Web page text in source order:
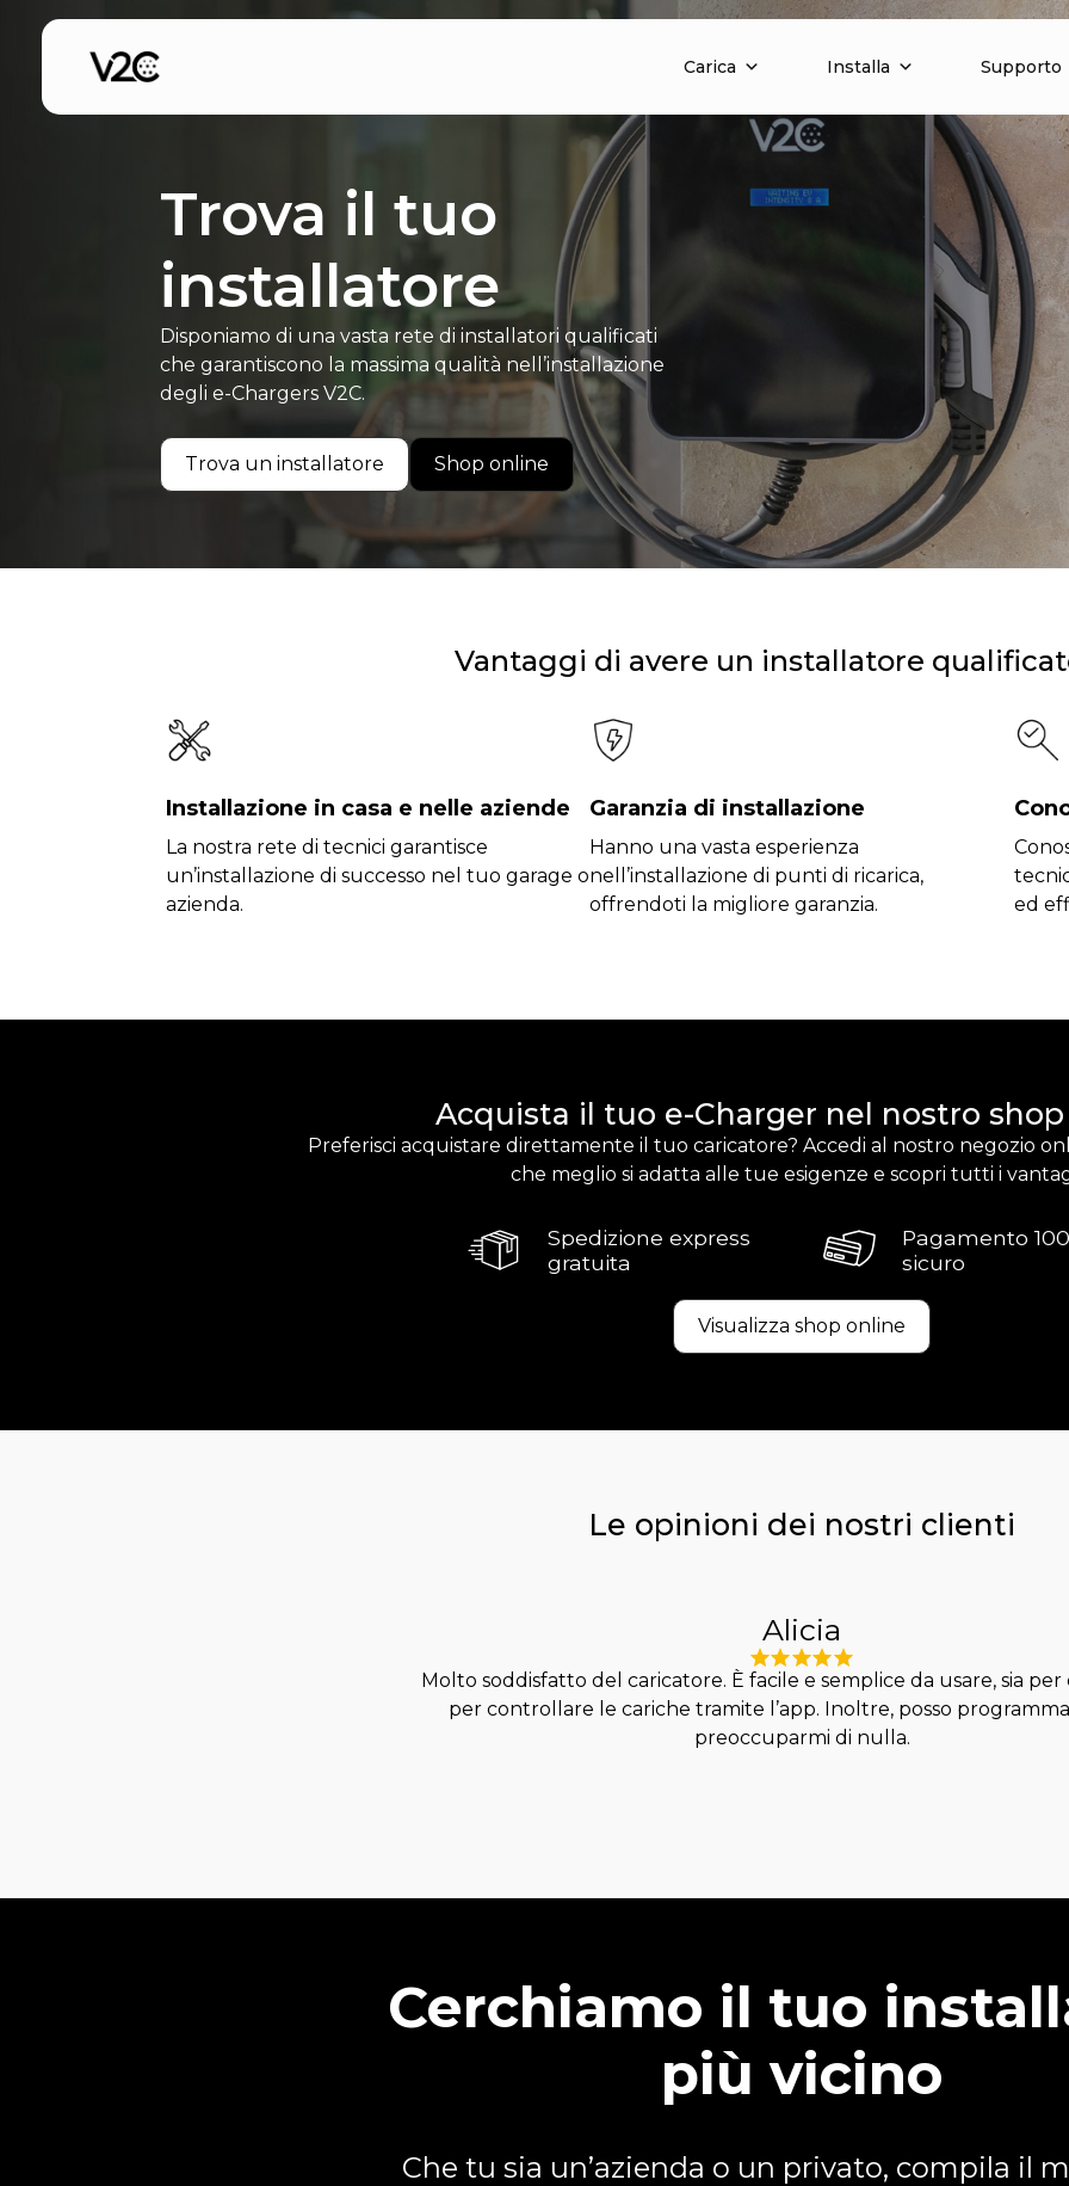
contenuto
Carica Installa Supporto
Trova il tuo
installatore
Disponiamo di una vasta rete di installatori qualificati
che garantiscono la massima qualità nell’installazione
degli e-Chargers V2C.
Trova un installatore Shop online
Vantaggi di avere un installatore
Installazione in casa e nelle aziende
La nostra rete di tecnici garantisce
un’installazione di successo nel tuo garage o
azienda.
Garanzia di installazione
Hanno una vasta esperienza
nell’installazione di punti di ricarica,
offrendoti la migliore garanzia.
ed
Acquista il tuo e-Charger nel nostro
Preferisci acquistare direttamente il tuo caricatore? Accedi al nostro negozio
che meglio si adatta alle tue esigenze e scopri tutti i
Spedizione express
gratuita
Pagamento
sicuro
Visualizza shop online
Le opinioni dei nostri clienti
Alicia
Molto soddisfatto del caricatore. È facile e semplice da usare, sia per
per controllare le cariche tramite l’app. Inoltre, posso
preoccuparmi di nulla.
Cerchiamo il tuo
più vicino
Che tu sia un’azienda o un privato, compila il